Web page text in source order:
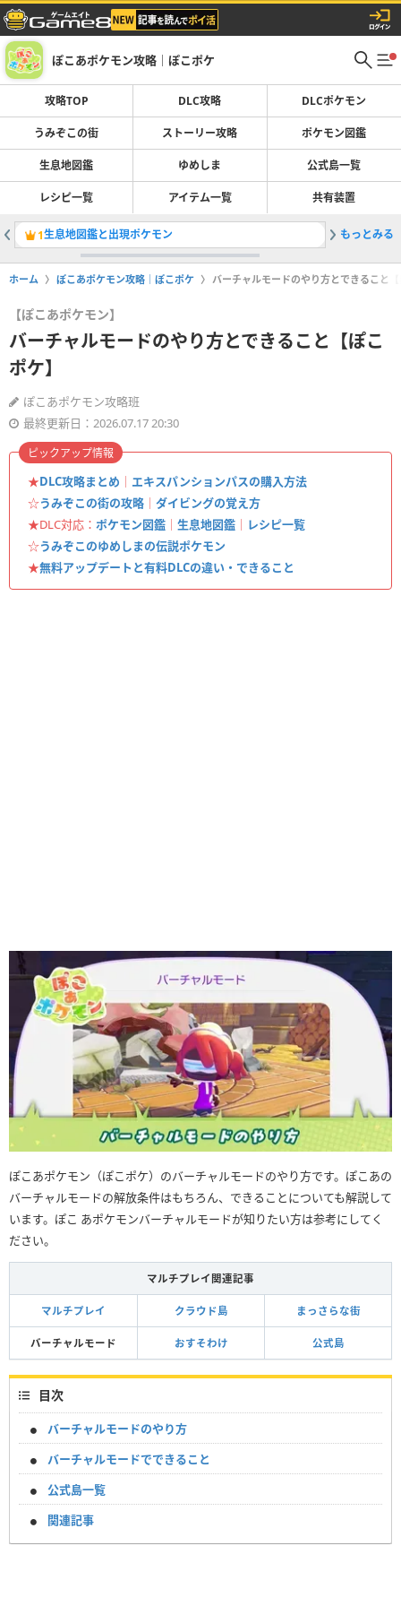
ぽこあポケモン攻略｜ぽこポケ
攻略TOP DLC攻略 DLCポケモン
うみぞこの街 ストーリー攻略 ポケモン図鑑
生息地図鑑 ゆめしま 公式島一覧
レシピ一覧 アイテム一覧 共有装置
1生息地図鑑と出現ポケモン 2ブクブ
もっとみる
ホーム ぽこあポケモン攻略｜ぽこポケ バーチャルモードのやり方とできること
【ぽこあポケモン】
バーチャルモードのやり方とできること【ぽこ
ポケ】
ぽこあポケモン攻略班
最終更新日：2026.07.17 20:30
★DLC攻略まとめ ｜ エキスパンションパスの購入方法
☆うみぞこの街の攻略 ｜ ダイビングの覚え方
★DLC対応： ポケモン図鑑 ｜ 生息地図鑑 ｜ レシピ一覧
☆うみぞこのゆめしまの伝説ポケモン
★無料アップデートと有料DLCの違い・できること
ピックアップ情報
ぽこあポケモン（ぽこポケ）のバーチャルモードのやり方です。ぽこあの
バーチャルモードの解放条件はもちろん、できることについても解説して
います。ぽこ あポケモンバーチャルモードが知りたい方は参考にしてく
ださい。
マルチプレイ関連記事
マルチプレイ クラウド島 まっさらな街
バーチャルモード おすそわけ 公式島
目次
バーチャルモードのやり方
バーチャルモードでできること
公式島一覧
関連記事